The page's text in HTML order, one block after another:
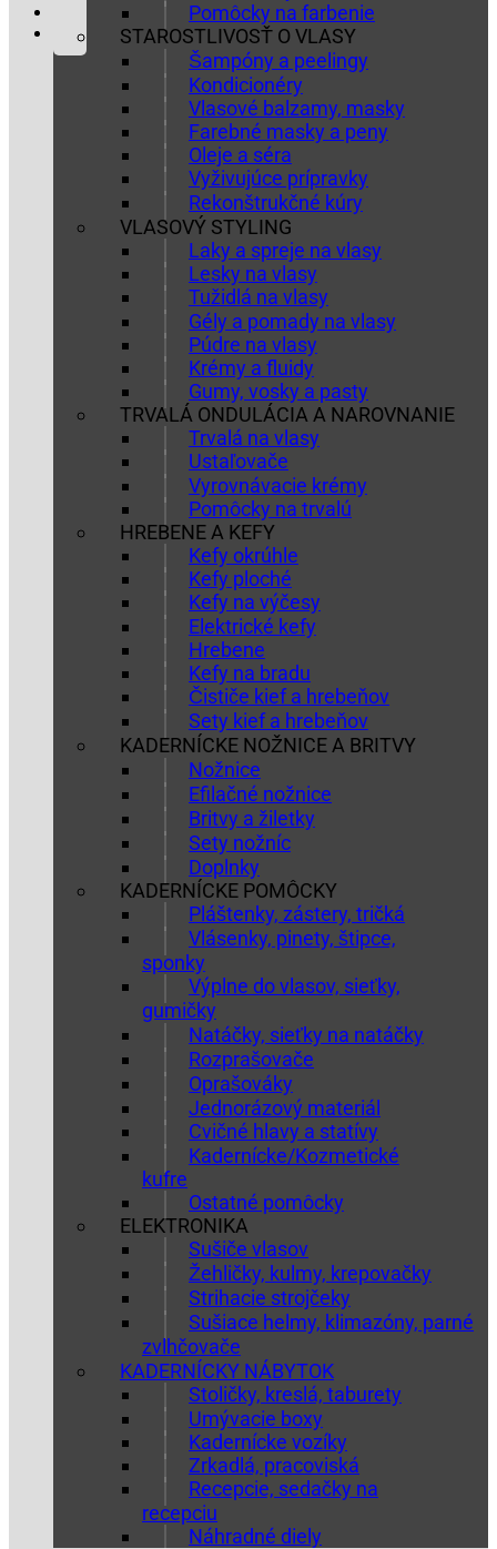
Pomôcky na farbenie
STAROSTLIVOSŤ O VLASY
Šampóny a peelingy
Kondicionéry
Vlasové balzamy, masky
Farebné masky a peny
Oleje a séra
Vyživujúce prípravky
Rekonštrukčné kúry
VLASOVÝ STYLING
Laky a spreje na vlasy
Lesky na vlasy
Tužidlá na vlasy
Gély a pomady na vlasy
Púdre na vlasy
Krémy a fluidy
Gumy, vosky a pasty
TRVALÁ ONDULÁCIA A NAROVNANIE
Trvalá na vlasy
Ustaľovače
Vyrovnávacie krémy
Pomôcky na trvalú
HREBENE A KEFY
Kefy okrúhle
Kefy ploché
Kefy na výčesy
Elektrické kefy
Hrebene
Kefy na bradu
Čističe kief a hrebeňov
Sety kief a hrebeňov
KADERNÍCKE NOŽNICE A BRITVY
Nožnice
Efilačné nožnice
Britvy a žiletky
Sety nožníc
Doplnky
KADERNÍCKE POMÔCKY
Pláštenky, zástery, tričká
Vlásenky, pinety, štipce,
sponky
Výplne do vlasov, sieťky,
gumičky
Natáčky, sieťky na natáčky
Rozprašovače
Oprašováky
Jednorázový materiál
Cvičné hlavy a statívy
Kadernícke/Kozmetické
kufre
Ostatné pomôcky
ELEKTRONIKA
Sušiče vlasov
Žehličky, kulmy, krepovačky
Strihacie strojčeky
Sušiace helmy, klimazóny, parné
zvlhčovače
KADERNÍCKY NÁBYTOK
Stoličky, kreslá, taburety
Umývacie boxy
Kadernícke vozíky
Zrkadlá, pracoviská
Recepcie, sedačky na
recepciu
Náhradné diely